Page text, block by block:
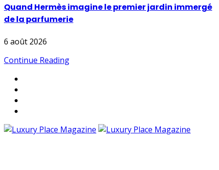
Quand Hermès imagine le premier jardin immergé
de la parfumerie
6 août 2026
Continue Reading